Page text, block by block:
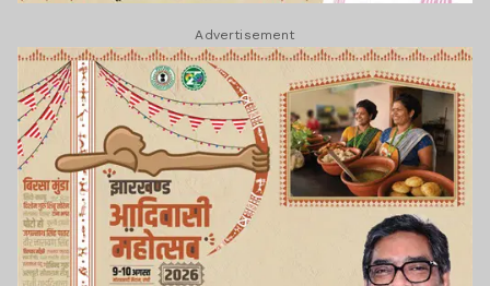
Advertisement